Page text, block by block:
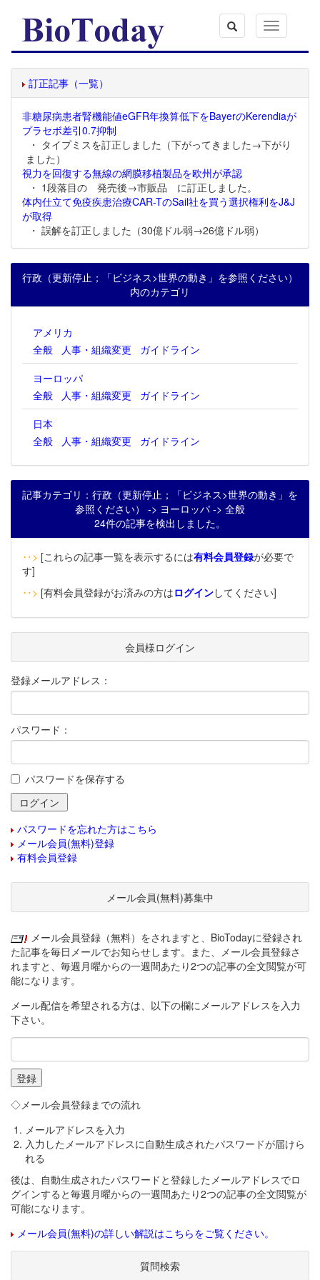
Toggle
navigation
訂正記事（一覧）
非糖尿病患者腎機能値eGFR年換算低下をBayerのKerendiaが
プラセボ差引0.7抑制
・ タイプミスを訂正しました（下がってきました→下がり
ました）
視力を回復する無線の網膜移植製品を欧州が承認
・ 1段落目の 発売後→市販品 に訂正しました。
体内仕立て免疫疾患治療CAR-TのSail社を買う選択権利をJ&J
が取得
・ 誤解を訂正しました（30億ドル弱→26億ドル弱）
行政（更新停止；「ビジネス>世界の動き」を参照ください）
内のカテゴリ
アメリカ
全般
人事・組織変更
ガイドライン
ヨーロッパ
全般
人事・組織変更
ガイドライン
日本
全般
人事・組織変更 ガイドライン
記事カテゴリ：行政（更新停止；「ビジネス>世界の動き」を
参照ください） -> ヨーロッパ -> 全般
24件の記事を検出しました。
‥> [これらの記事一覧を表示するには有料会員登録が必要で
す]
‥> [有料会員登録がお済みの方はログインしてください]
会員様ログイン
登録メールアドレス：
パスワード：
パスワードを保存する
パスワードを忘れた方はこちら
メール会員(無料)登録
有料会員登録
メール会員(無料)募集中
メール会員登録（無料）をされますと、BioTodayに登録され
た記事を毎日メールでお知らせします。また、メール会員登録さ
れますと、毎週月曜からの一週間あたり2つの記事の全文閲覧が可
能になります。
メール配信を希望される方は、以下の欄にメールアドレスを入力
下さい。
◇メール会員登録までの流れ
メールアドレスを入力
入力したメールアドレスに自動生成されたパスワードが届けら
れる
後は、自動生成されたパスワードと登録したメールアドレスでロ
グインすると毎週月曜からの一週間あたり2つの記事の全文閲覧が
可能になります。
メール会員(無料)の詳しい解説はこちらをご覧ください。
質問検索